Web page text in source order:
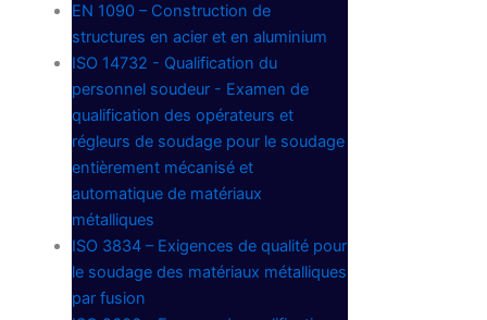
EN 1090 – Construction de
structures en acier et en aluminium
ISO 14732 - Qualification du
personnel soudeur - Examen de
qualification des opérateurs et
régleurs de soudage pour le soudage
entièrement mécanisé et
automatique de matériaux
métalliques
ISO 3834 – Exigences de qualité pour
le soudage des matériaux métalliques
par fusion